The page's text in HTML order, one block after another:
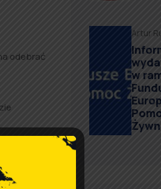
odebrać
Artur
w